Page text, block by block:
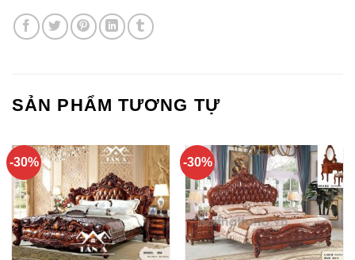
SẢN PHẨM TƯƠNG TỰ
-30% -30%